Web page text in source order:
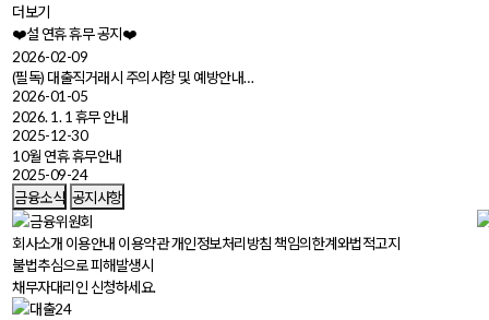
더보기
❤️설 연휴 휴무 공지❤️
2026-02-09
‼️(필독) 대출직거래시 주의사항 및 예방안내…
2026-01-05
2026. 1. 1 휴무 안내
2025-12-30
10월 연휴 휴무안내
2025-09-24
금융소식 공지사항
회사소개 이용안내 이용약관개인정보처리방침 책임의한계와법적고지
불법추심으로 피해발생시
채무자대리인 신청하세요.